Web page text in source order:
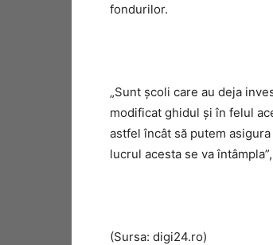
fondurilor.
„Sunt școli care au deja
modificat ghidul și în felul
astfel încât să putem
lucrul acesta se va
(Sursa: digi24.ro)